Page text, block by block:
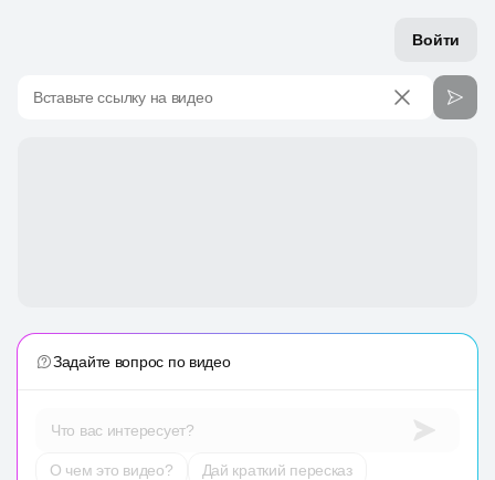
Войти
Вставьте ссылку на видео
Задайте вопрос по видео
Что вас интересует?
О чем это видео?
Дай краткий пересказ